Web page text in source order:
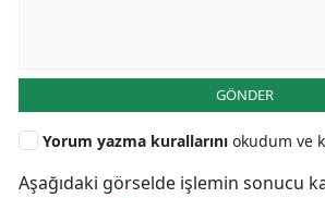
GÖNDER
Yorum yazma kurallarını okudum ve
Aşağıdaki görselde işlemin sonucu